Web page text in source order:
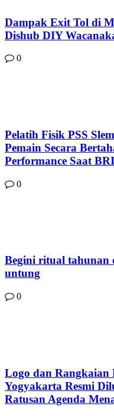
Dampak Exit Tol di
Dishub DIY
0
Pelatih Fisik PSS
Pemain Secara
Performance Saat
0
Begini ritual tahunan
untung
0
Logo dan Rangkaian
Yogyakarta Resmi
Ratusan Agenda